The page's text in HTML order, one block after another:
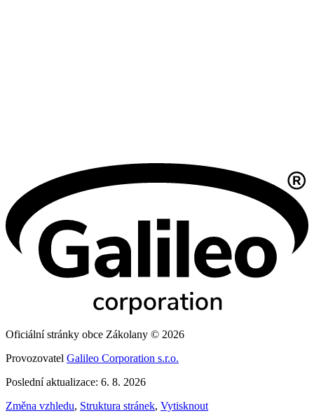
Oficiální stránky obce Zákolany © 2026
Provozovatel Galileo Corporation s.r.o.
Poslední aktualizace: 6. 8. 2026
Změna vzhledu, Struktura stránek, Vytisknout